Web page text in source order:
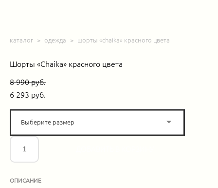
каталог > одежда > шорты «chaika» красного цвета
Шорты «Chaika» красного цвета
8 990 pуб.
6 293 pуб.
Выберите размер
ОПИСАНИЕ